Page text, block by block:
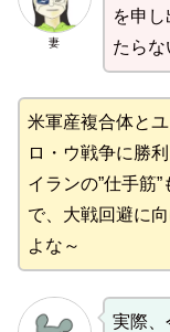
妻
を申
たらな
米軍産複合体と
ロ・ウ戦争に勝
イランの”仕手筋
で、大戦回避に
よな～
実際、